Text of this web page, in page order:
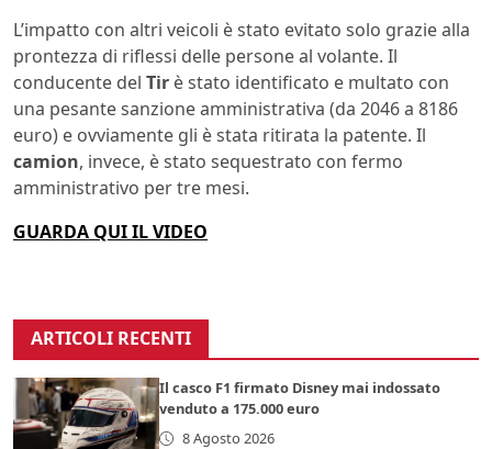
L’impatto con altri veicoli è stato evitato solo grazie alla
prontezza di riflessi delle persone al volante. Il
conducente del Tir è stato identificato e multato con
una pesante sanzione amministrativa (da 2046 a 8186
euro) e ovviamente gli è stata ritirata la patente. Il
camion, invece, è stato sequestrato con fermo
amministrativo per tre mesi.
GUARDA QUI IL VIDEO
ARTICOLI RECENTI
Il casco F1 firmato Disney mai indossato
venduto a 175.000 euro
8 Agosto 2026